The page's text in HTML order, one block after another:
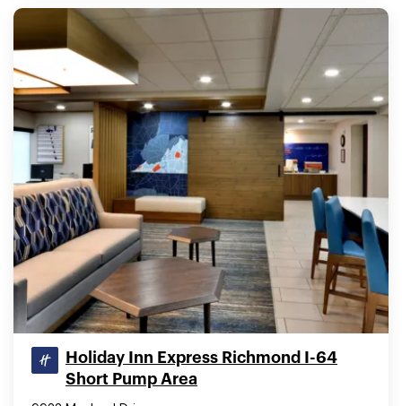
Holiday Inn Express Richmond I-64
Short Pump Area